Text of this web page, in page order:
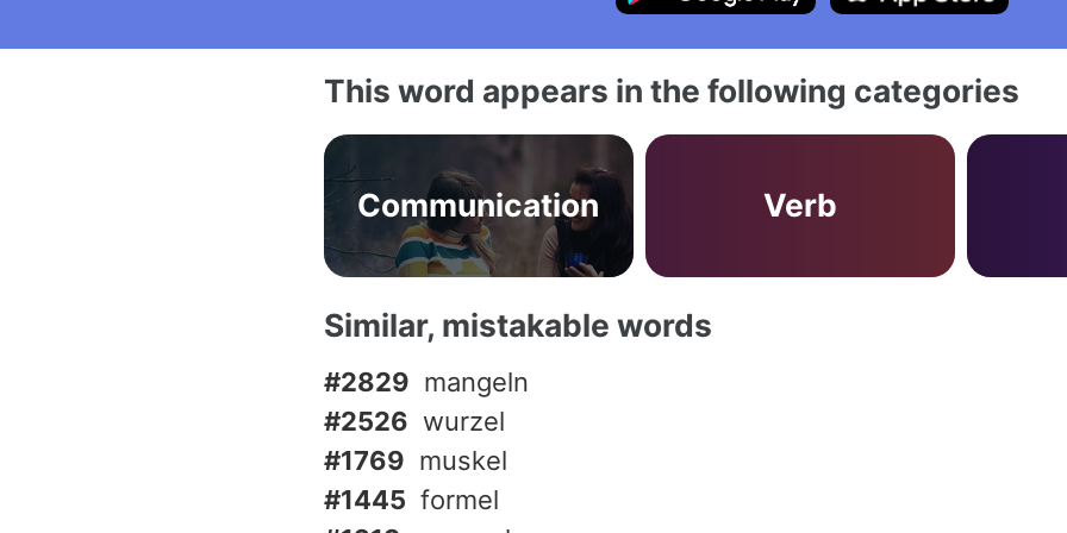
This word appears in the following categories
Communication Verb
Similar, mistakable words
#2829 mangeln
#2526 wurzel
#1769 muskel
#1445 formel